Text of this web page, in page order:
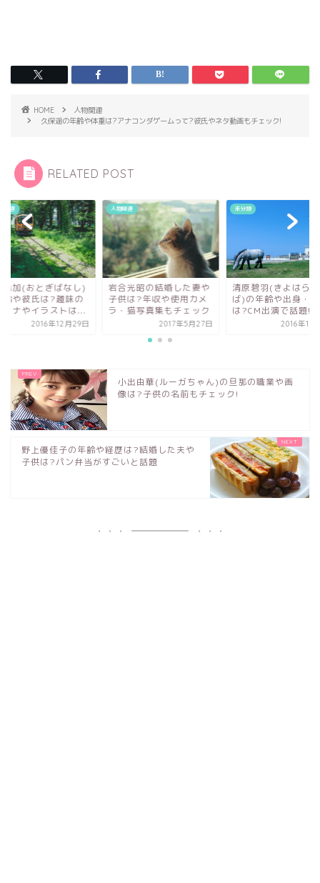
HOME
人物関連
久保遥の年齢や体重は?アナコンダゲームって?彼氏やネタ動画もチェック!
RELATED POST
関連
治加(おとぎばなし)
齢や彼氏は?趣味の
リナやイラストは...
2016年12月29日
人物関連
岩合光昭の結婚した妻や
子供は?年収や使用カメ
ラ・猫写真集もチェック
2017年5月27日
未分類
清原碧羽(きよはら
ば)の年齢や出身・
は?CM出演で話題!
2016年10
小出由華(ルーガちゃん)の旦那の職業や画
像は?子供の名前もチェック!
野上優佳子の年齢や経歴は?結婚した夫や
子供は?パン弁当がすごいと話題